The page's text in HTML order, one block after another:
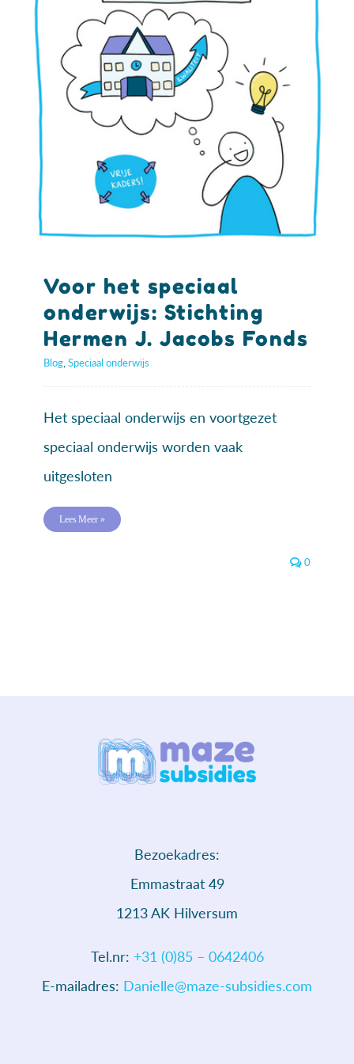
Voor het speciaal
onderwijs: Stichting
Hermen J. Jacobs Fonds
Blog Speciaal onderwijs
Het speciaal onderwijs en voortgezet
speciaal onderwijs worden vaak
uitgesloten
Lees Meer »
0
Bezoekadres:
Emmastraat 49
1213 AK Hilversum
Tel.nr: +31 (0)85 – 0642406
E-mailadres: Danielle@maze-subsidies.com